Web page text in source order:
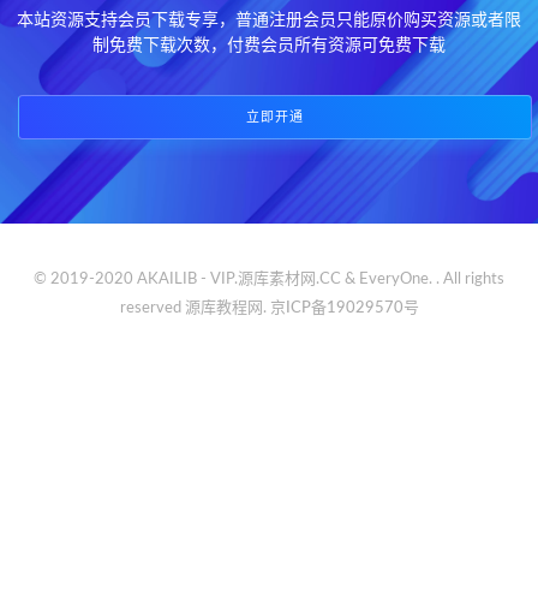
本站资源支持会员下载专享，普通注册会员只能原价购买资源或者限
制免费下载次数，付费会员所有资源可免费下载
立即开通
© 2019-2020 AKAILIB - VIP.源库素材网.CC & EveryOne. . All rights
reserved 源库教程网. 京ICP备19029570号